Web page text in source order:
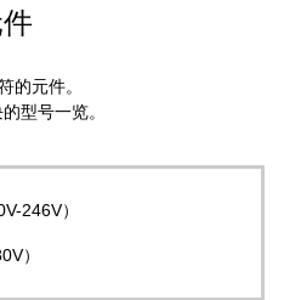
的元件。
型号一览。
246V）
）